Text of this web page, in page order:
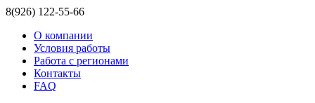
8(926) 122-55-66
О компании
Условия работы
Работа с регионами
Контакты
FAQ